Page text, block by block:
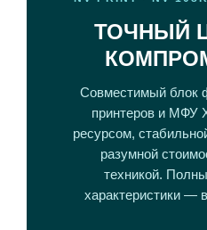
ТОЧНЫЙ
Совместимый блок
принтеров и МФУ
ресурсом,
разумной
техникой.
характеристики —